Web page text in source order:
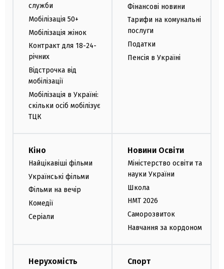
служби
Мобілізація 50+
Мобілізація жінок
Контракт для 18-24-
річних
Відстрочка від
мобілізації
Мобілізація в Україні:
скільки осіб мобілізує
ТЦК
Фінансові новини
Тарифи на комунальні
послуги
Податки
Пенсія в Україні
Кіно
Найцікавіші фільми
Українські фільми
Фільми на вечір
Комедії
Серіали
Новини Освіти
Міністерство освіти та
науки України
Школа
НМТ 2026
Саморозвиток
Навчання за кордоном
Нерухомість Спорт